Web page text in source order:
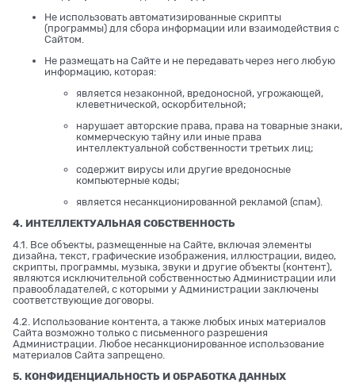
Не использовать автоматизированные скрипты
(программы) для сбора информации или взаимодействия с
Сайтом.
Не размещать на Сайте и не передавать через него любую
информацию, которая:
является незаконной, вредоносной, угрожающей,
клеветнической, оскорбительной;
нарушает авторские права, права на товарные знаки,
коммерческую тайну или иные права
интеллектуальной собственности третьих лиц;
содержит вирусы или другие вредоносные
компьютерные коды;
является несанкционированной рекламой (спам).
4. ИНТЕЛЛЕКТУАЛЬНАЯ СОБСТВЕННОСТЬ
4.1. Все объекты, размещенные на Сайте, включая элементы
дизайна, текст, графические изображения, иллюстрации, видео,
скрипты, программы, музыка, звуки и другие объекты (контент),
являются исключительной собственностью Администрации или
правообладателей, с которыми у Администрации заключены
соответствующие договоры.
4.2. Использование контента, а также любых иных материалов
Сайта возможно только с письменного разрешения
Администрации. Любое несанкционированное использование
материалов Сайта запрещено.
5. КОНФИДЕНЦИАЛЬНОСТЬ И ОБРАБОТКА ДАННЫХ